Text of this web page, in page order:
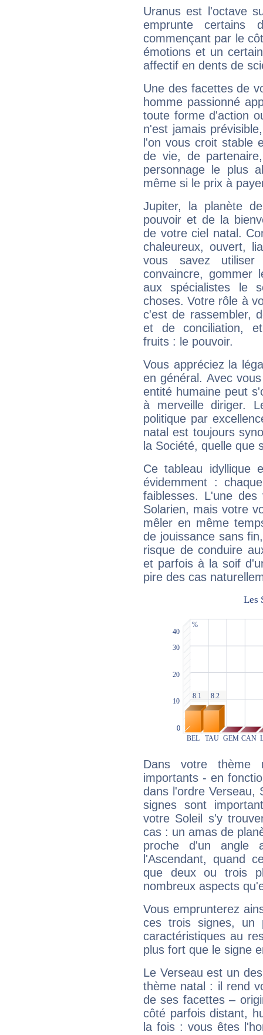
Uranus est l'octave
emprunte
commençant par le
émotions et un
affectif en dents de
Une des facettes de
homme passionné
toute forme d'action
n'est jamais
l'on vous croit stable
de vie, de
personnage le plus
même si le prix à
Jupiter, la planète
pouvoir et de la
de votre ciel natal.
chaleureux, ouvert,
vous savez
convaincre, gommer
aux spécialistes le
choses. Votre rôle à
c'est de rassembler,
et de conciliation,
fruits : le pouvoir.
Vous appréciez la
en général. Avec
entité humaine peut
à merveille diriger.
politique par
natal est toujours
la Société, quelle que
Ce tableau idyllique
évidemment :
faiblesses. L'une
Solarien, mais votre
mêler en même
de jouissance sans
risque de conduire
et parfois à la soif
pire des cas
Dans votre thème
importants - en
dans l'ordre Verseau,
signes sont
votre Soleil s'y
cas : un amas de
proche d'un
l'Ascendant, quand
que deux ou trois
nombreux aspects
Vous emprunterez
ces trois signes, un
caractéristiques au
plus fort que le signe
Le Verseau est un
thème natal : il rend
de ses facettes –
côté parfois distant,
la fois : vous êtes